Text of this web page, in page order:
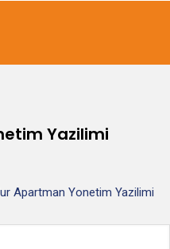
Yazilimi
Apartman Yonetim Yazilimi